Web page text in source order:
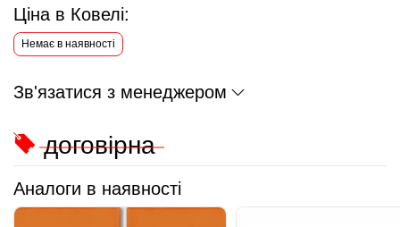
Ціна в Ковелі:
Немає в наявності
Зв'язатися з менеджером
договірна
Аналоги в наявності